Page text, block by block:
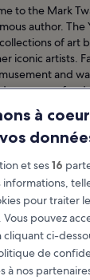
to the Mark
author. The
of art
iconic artists.
and
games,
slot machines
escale ?
: les
à
et ses16
informations,
pour traiter
Vous pouvez
ci-
de
à nos